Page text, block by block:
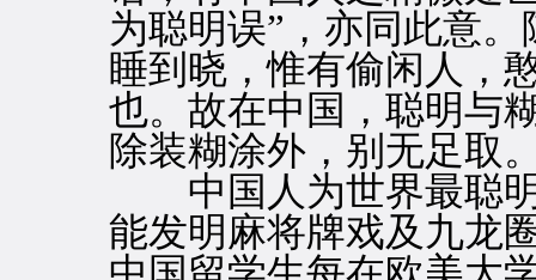
为聪明误”，亦同此意
睡到晓，惟有偷闲人，
也。故在中国，聪明与
除装糊涂外，别无足取
中国人为世界最聪明
能发明麻将牌戏及九龙